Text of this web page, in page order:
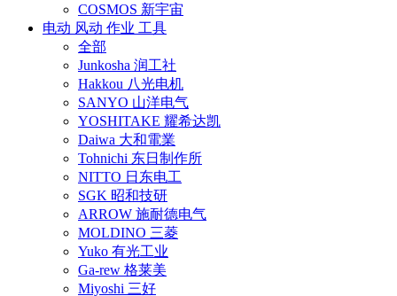
COSMOS 新宇宙
电动 风动 作业 工具
全部
Junkosha 润工社
Hakkou 八光电机
SANYO 山洋电气
YOSHITAKE 耀希达凯
Daiwa 大和電業
Tohnichi 东日制作所
NITTO 日东电工
SGK 昭和技研
ARROW 施耐德电气
MOLDINO 三菱
Yuko 有光工业
Ga-rew 格莱美
Miyoshi 三好